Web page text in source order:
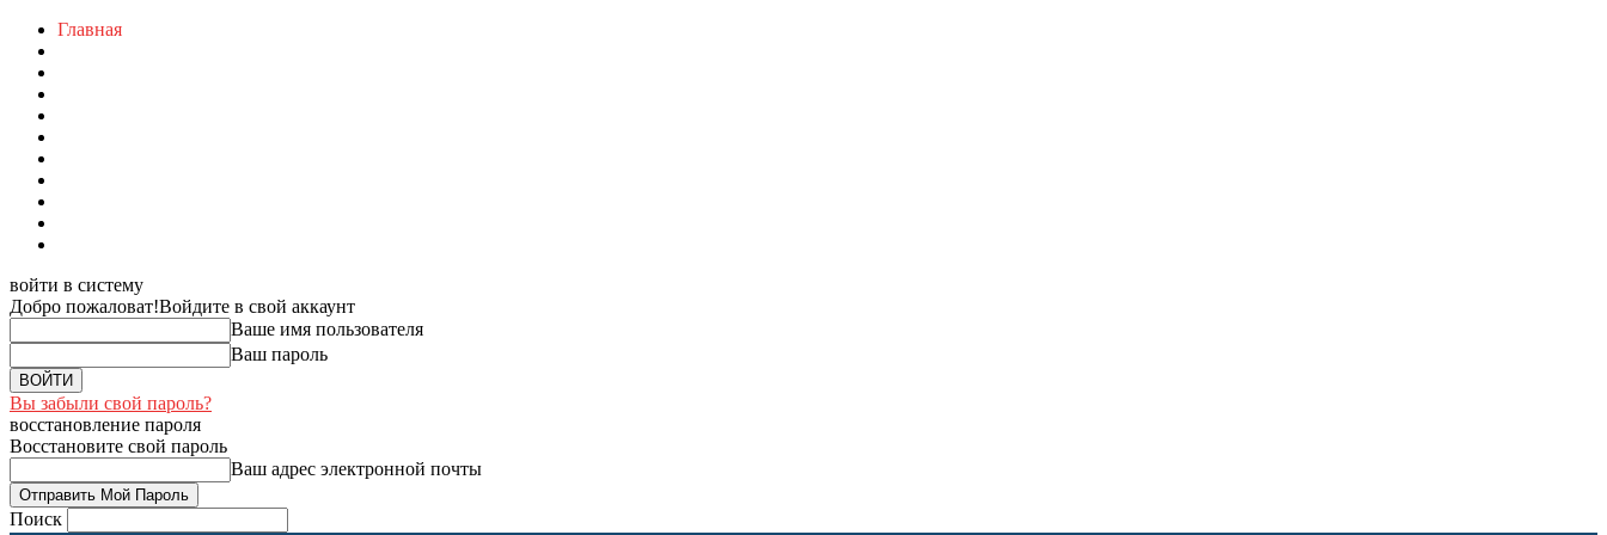
Главная
войти в систему
Добро пожаловат!Войдите в свой аккаунт
Ваше имя пользователя
Ваш пароль
Вы забыли свой пароль?
восстановление пароля
Восстановите свой пароль
Ваш адрес электронной почты
Поиск